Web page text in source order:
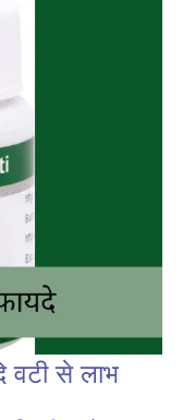
वटी से लाभ